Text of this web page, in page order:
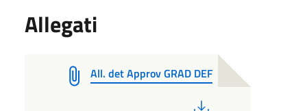
Allegati
All. det Approv GRAD DEF